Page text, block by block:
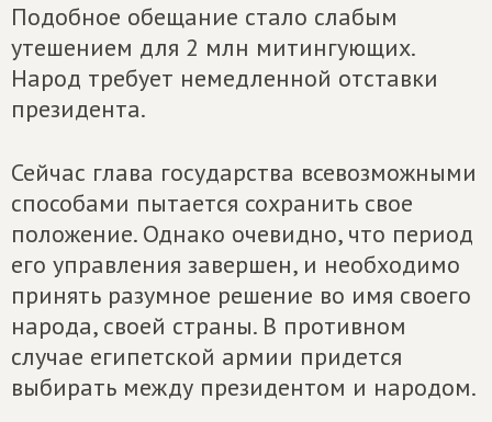
Подобное обещание стало слабым
утешением для 2 млн митингующих.
Народ требует немедленной отставки
президента.
Сейчас глава государства всевозможными
способами пытается сохранить свое
положение. Однако очевидно, что период
его управления завершен, и необходимо
принять разумное решение во имя своего
народа, своей страны. В противном
случае египетской армии придется
выбирать между президентом и народом.